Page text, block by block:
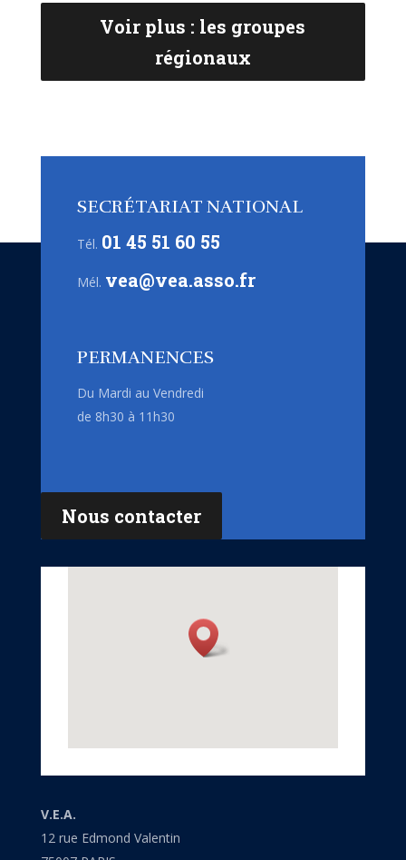
Voir plus : les groupes
régionaux
SECRÉTARIAT NATIONAL
Tél. 01 45 51 60 55
Mél. vea@vea.asso.fr
PERMANENCES
Du Mardi au Vendredi
de 8h30 à 11h30
Nous contacter
V.E.A.
12 rue Edmond Valentin